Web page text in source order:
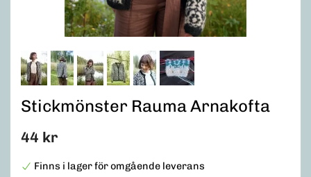
Stickmönster Rauma Arnakofta
44 kr
Finns i lager för omgående leverans